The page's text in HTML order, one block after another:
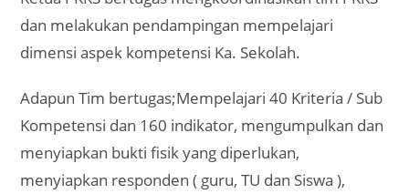
dan melakukan pendampingan mempelajari
dimensi aspek kompetensi Ka. Sekolah.
Adapun Tim bertugas;Mempelajari 40 Kriteria / Sub
Kompetensi dan 160 indikator, mengumpulkan dan
menyiapkan bukti fisik yang diperlukan,
menyiapkan responden ( guru, TU dan Siswa ),